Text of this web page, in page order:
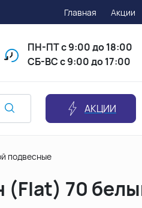
Главная Акции
ПН-ПТс 9:00 до 18:00
СБ-ВС с 9:00 до 17:00
АКЦИИ
подвесные
70